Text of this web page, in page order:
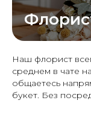
Наш флорист
среднем в чате
общаетесь
букет. Без